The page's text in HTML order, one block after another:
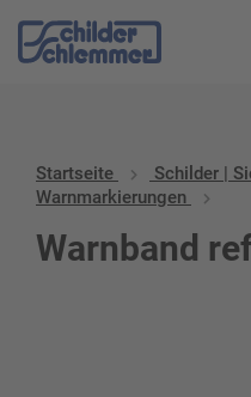
Startseite
Schilder |
Warnmarkierungen
Warnband